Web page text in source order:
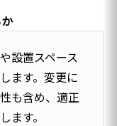
設置スペース
ます。変更に
も含め、適正
ます。